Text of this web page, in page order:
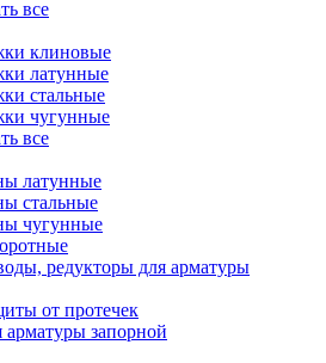
все
клиновые
латунные
стальные
чугунные
все
латунные
стальные
чугунные
редукторы для арматуры
от протечек
арматуры запорной